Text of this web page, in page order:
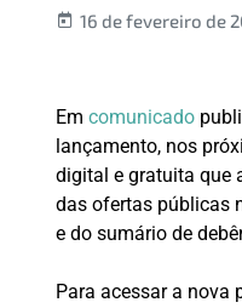
16 de fevereiro de
Em comunicado
lançamento, nos
digital e gratuita que
das ofertas públicas
e do sumário de
Para acessar a nova